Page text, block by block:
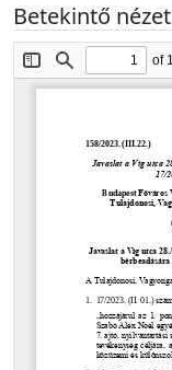
Betekintő nézet